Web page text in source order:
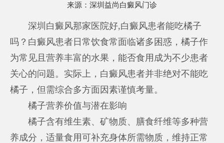
来源： 深圳益尚白癜风门诊
深圳白癜风那家医院好,白癜风患者能吃橘子
吗？白癜风患者日常饮食常面临诸多困惑，橘子作
为常见且营养丰富的水果，能否食用成为不少患者
关心的问题。实际上，白癜风患者并非绝对不能吃
橘子，但需综合多方面因素谨慎考量。
橘子营养价值与潜在影响
橘子含有维生素、矿物质、膳食纤维等多种营
养成分，适量食用可补充身体所需物质，维持正常